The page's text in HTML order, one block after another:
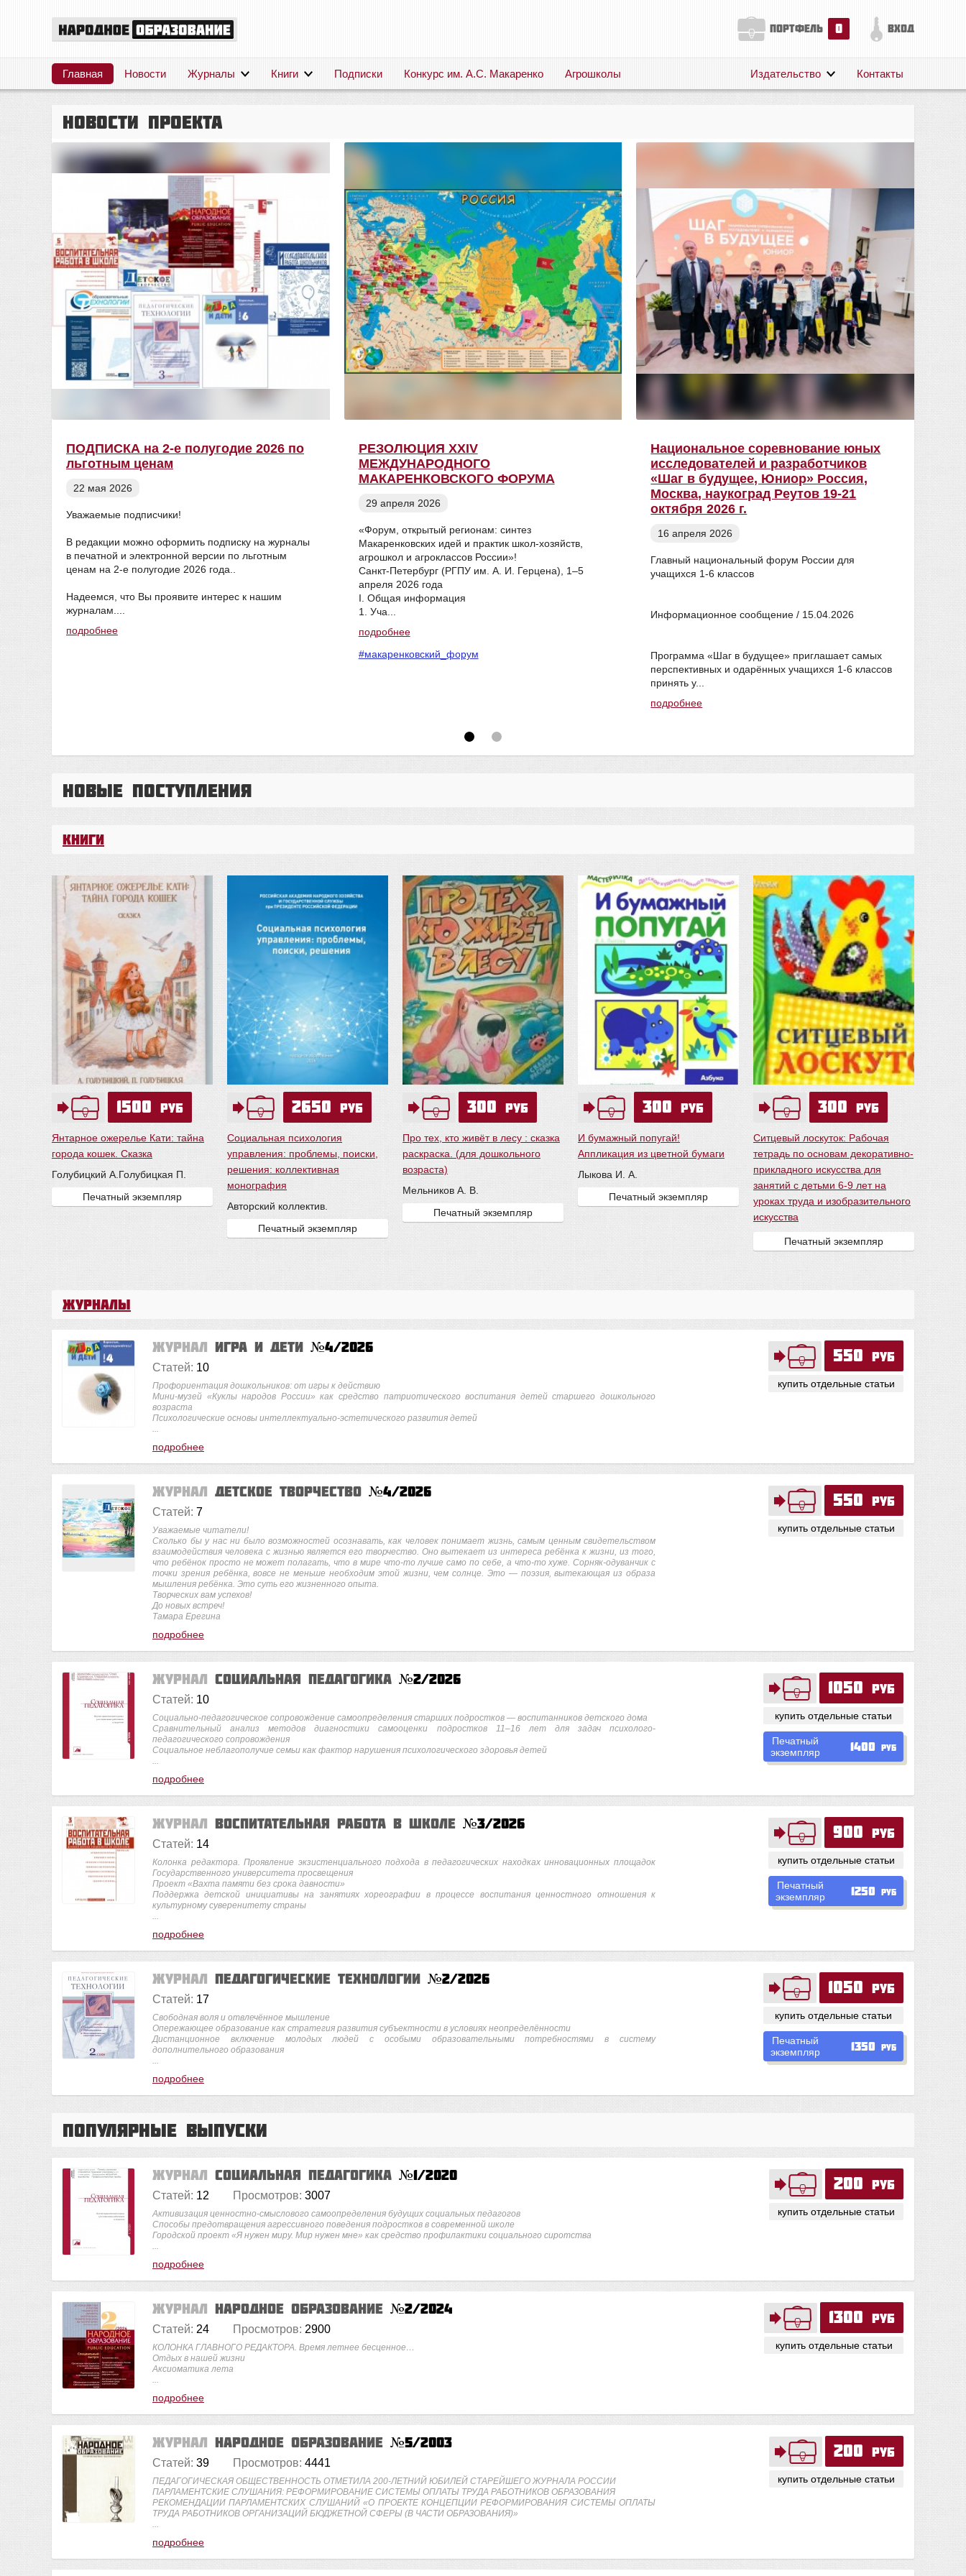
портфель 0 вход
Главная Новости Журналы Книги Подписки Конкурс им. А.С. Макаренко Агрошколы
Поддержка
Издательство Контакты
Новости проекта
ПОДПИСКА на 2-е полугодие 2026 по
льготным ценам
22 мая 2026
Уважаемые подписчики!
В редакции можно оформить подписку на журналы
в печатной и электронной версии по льготным
ценам на 2-е полугодие 2026 года..
Надеемся, что Вы проявите интерес к нашим
журналам....
подробнее
РЕЗОЛЮЦИЯ XXIV
МЕЖДУНАРОДНОГО
МАКАРЕНКОВСКОГО ФОРУМА
29 апреля 2026
«Форум, открытый регионам: синтез
Макаренковских идей и практик школ-хозяйств,
агрошкол и агроклассов России»!
Санкт-Петербург (РГПУ им. А. И. Герцена), 1–5
апреля 2026 года
I. Общая информация
1. Уча...
подробнее
#макаренковский_форум
Национальное соревнование юных
исследователей и разработчиков
«Шаг в будущее, Юниор» Россия,
Москва, наукоград Реутов 19-21
октября 2026 г.
16 апреля 2026
Главный национальный форум России для
учащихся 1-6 классов
Информационное сообщение / 15.04.2026
Программа «Шаг в будущее» приглашает самых
перспективных и одарённых учащихся 1-6 классов
принять у...
подробнее
Новые поступления
Книги
1500 руб
Янтарное ожерелье Кати: тайна
города кошек. Сказка
Голубицкий А. Голубицкая П.
Печатный экземпляр
2650 руб
Социальная психология
управления: проблемы, поиски,
решения: коллективная
монография
Авторский коллектив.
Печатный экземпляр
300 руб
Про тех, кто живёт в лесу : сказка
раскраска. (для дошкольного
возраста)
Мельников А. В.
Печатный экземпляр
300 руб
И бумажный попугай!
Аппликация из цветной бумаги
Лыкова И. А.
Печатный экземпляр
300 руб
Ситцевый лоскуток: Рабочая
тетрадь по основам декоративно-
прикладного искусства для
занятий с детьми 6-9 лет на
уроках труда и изобразительного
искусства
Печатный экземпляр
Журналы
550 руб
купить отдельные статьи
Журнал Игра и дети №4/2026
Статей: 10
Профориентация дошкольников: от игры к действию
Мини-музей «Куклы народов России» как средство патриотического воспитания детей старшего дошкольного
возраста
Психологические основы интеллектуально-эстетического развития детей
...
подробнее
550 руб
купить отдельные статьи
Журнал Детское творчество №4/2026
Статей: 7
Уважаемые читатели!
Сколько бы у нас ни было возможностей осознавать, как человек понимает жизнь, самым ценным свидетельством
взаимодействия человека с жизнью является его творчество. Оно вытекает из интереса ребёнка к жизни, из того,
что ребёнок просто не может полагать, что в мире что-то лучше само по себе, а что-то хуже. Сорняк-одуванчик с
точки зрения ребёнка, вовсе не меньше необходим этой жизни, чем солнце. Это — поэзия, вытекающая из образа
мышления ребёнка. Это суть его жизненного опыта.
Творческих вам успехов!
До новых встреч!
Тамара Ерегина
подробнее
1050 руб
купить отдельные статьи
Печатный
экземпляр
1400 руб
Журнал Социальная педагогика №2/2026
Статей: 10
Социально-педагогическое сопровождение самоопределения старших подростков — воспитанников детского дома
Сравнительный анализ методов диагностики самооценки подростков 11–16 лет для задач психолого-
педагогического сопровождения
Социальное неблагополучие семьи как фактор нарушения психологического здоровья детей
...
подробнее
900 руб
купить отдельные статьи
Печатный
экземпляр
1250 руб
Журнал Воспитательная работа в школе №3/2026
Статей: 14
Колонка редактора. Проявление экзистенциального подхода в педагогических находках инновационных площадок
Государственного университета просвещения
Проект «Вахта памяти без срока давности»
Поддержка детской инициативы на занятиях хореографии в процессе воспитания ценностного отношения к
культурному суверенитету страны
...
подробнее
1050 руб
купить отдельные статьи
Печатный
экземпляр
1350 руб
Журнал Педагогические технологии №2/2026
Статей: 17
Свободная воля и отвлечённое мышление
Опережающее образование как стратегия развития субъектности в условиях неопределённости
Дистанционное включение молодых людей с особыми образовательными потребностями в систему
дополнительного образования
...
подробнее
Популярные выпуски
200 руб
купить отдельные статьи
Журнал Социальная педагогика №1/2020
Статей: 12 Просмотров: 3007
Активизация ценностно-смыслового самоопределения будущих социальных педагогов
Способы предотвращения агрессивного поведения подростков в современной школе
Городской проект «Я нужен миру. Мир нужен мне» как средство профилактики социального сиротства
...
подробнее
1300 руб
купить отдельные статьи
Журнал Народное образование №2/2024
Статей: 24 Просмотров: 2900
КОЛОНКА ГЛАВНОГО РЕДАКТОРА. Время летнее бесценное…
Отдых в нашей жизни
Аксиоматика лета
...
подробнее
200 руб
купить отдельные статьи
Журнал Народное образование №5/2003
Статей: 39 Просмотров: 4441
ПЕДАГОГИЧЕСКАЯ ОБЩЕСТВЕННОСТЬ ОТМЕТИЛА 200-ЛЕТНИЙ ЮБИЛЕЙ СТАРЕЙШЕГО ЖУРНАЛА РОССИИ
ПАРЛАМЕНТСКИЕ СЛУШАНИЯ: РЕФОРМИРОВАНИЕ СИСТЕМЫ ОПЛАТЫ ТРУДА РАБОТНИКОВ ОБРАЗОВАНИЯ
РЕКОМЕНДАЦИИ ПАРЛАМЕНТСКИХ СЛУШАНИЙ «О ПРОЕКТЕ КОНЦЕПЦИИ РЕФОРМИРОВАНИЯ СИСТЕМЫ ОПЛАТЫ
ТРУДА РАБОТНИКОВ ОРГАНИЗАЦИЙ БЮДЖЕТНОЙ СФЕРЫ (В ЧАСТИ ОБРАЗОВАНИЯ)»
...
подробнее